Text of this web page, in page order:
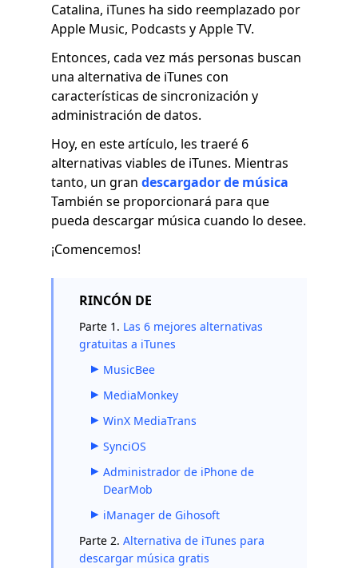
Catalina, iTunes ha sido reemplazado por
Apple Music, Podcasts y Apple TV.
Entonces, cada vez más personas buscan
una alternativa de iTunes con
características de sincronización y
administración de datos.
Hoy, en este artículo, les traeré 6
alternativas viables de iTunes. Mientras
tanto, un gran descargador de música
También se proporcionará para que
pueda descargar música cuando lo desee.
¡Comencemos!
RINCÓN DE
Parte 1. Las 6 mejores alternativas
gratuitas a iTunes
MusicBee
MediaMonkey
WinX MediaTrans
SynciOS
Administrador de iPhone de
DearMob
iManager de Gihosoft
Parte 2. Alternativa de iTunes para
descargar música gratis